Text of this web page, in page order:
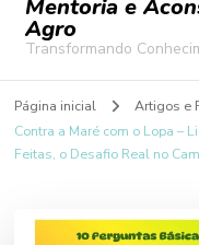
Mentoria e
Agro
Transformando
Página inicial Artigos e
Contra a Maré com o Lopa –
Feitas, o Desafio Real no